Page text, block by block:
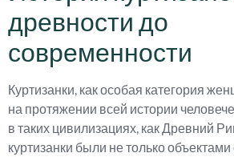
древности до
современности
Куртизанки, как особая категория
на протяжении всей истории
в таких цивилизациях, как Древний
куртизанки были не только объектами